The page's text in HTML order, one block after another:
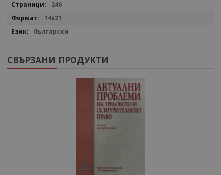
246
14х21
български
СВЪРЗАНИ ПРОДУКТИ